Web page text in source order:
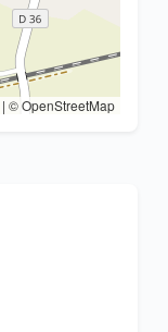
| © OpenStreetMap